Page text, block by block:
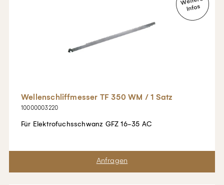
Wellenschliffmesser TF 350 WM / 1 Satz
10000003220
Für Elektrofuchsschwanz GFZ 16-35 AC